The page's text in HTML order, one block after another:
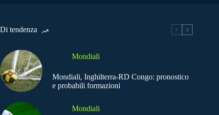
Di tendenza
Mondiali
Mondiali, Inghilterra-RD Congo: pronostico
e probabili formazioni
Mondiali